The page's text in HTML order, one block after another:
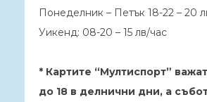
Понеделник – Петък 18-22 – 20
Уикенд: 08-20 – 15 лв/час
* Картите “Мултиспорт”
до 18 в делнични дни, а